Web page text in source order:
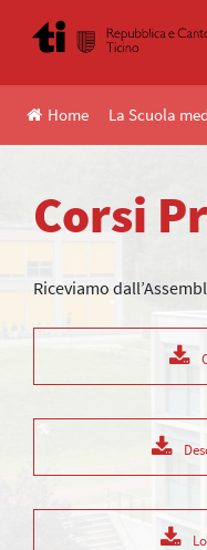
content
Home La Scuola
Corsi
Riceviamo